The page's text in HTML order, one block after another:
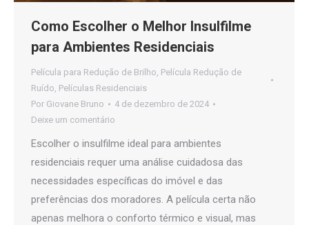
Como Escolher o Melhor Insulfilme
para Ambientes Residenciais
Película para Redução de Brilho, Película Redução de
Ruído, Películas Residenciais
Por Giovane Bruno
4 de dezembro de 2024
Deixe um comentário
Escolher o insulfilme ideal para ambientes
residenciais requer uma análise cuidadosa das
necessidades específicas do imóvel e das
preferências dos moradores. A película certa não
apenas melhora o conforto térmico e visual, mas